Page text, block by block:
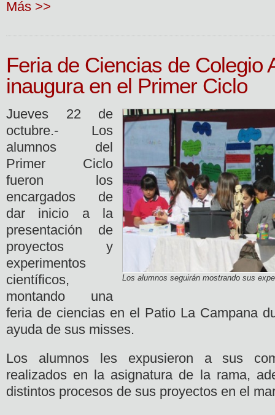
Más >>
Feria de Ciencias de Colegio
inaugura en el Primer Ciclo
Los alumnos seguirán mostrando sus
Jueves 22 de
octubre.- Los
alumnos del
Primer Ciclo
fueron los
encargados de
dar inicio a la
presentación de
proyectos y
experimentos
científicos,
montando una
feria de ciencias en el Patio La Campana
ayuda de sus misses.
Los alumnos les expusieron a sus
realizados en la asignatura de la rama,
distintos procesos de sus proyectos en el